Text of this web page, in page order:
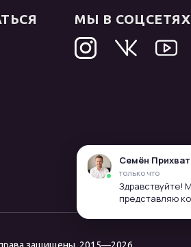
МЫ В СОЦСЕТЯХ